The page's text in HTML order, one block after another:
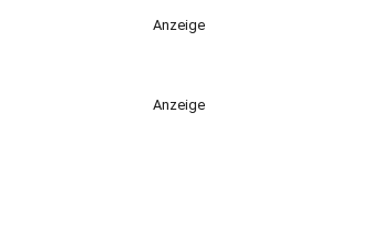
Anzeige
Anzeige